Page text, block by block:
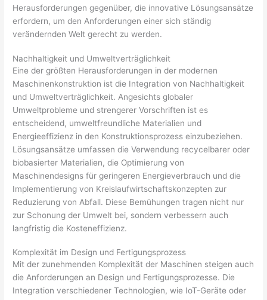
Herausforderungen gegenüber, die innovative Lösungsansätze
erfordern, um den Anforderungen einer sich ständig
verändernden Welt gerecht zu werden.
Nachhaltigkeit und Umweltverträglichkeit
Eine der größten Herausforderungen in der modernen
Maschinenkonstruktion ist die Integration von Nachhaltigkeit
und Umweltverträglichkeit. Angesichts globaler
Umweltprobleme und strengerer Vorschriften ist es
entscheidend, umweltfreundliche Materialien und
Energieeffizienz in den Konstruktionsprozess einzubeziehen.
Lösungsansätze umfassen die Verwendung recycelbarer oder
biobasierter Materialien, die Optimierung von
Maschinendesigns für geringeren Energieverbrauch und die
Implementierung von Kreislaufwirtschaftskonzepten zur
Reduzierung von Abfall. Diese Bemühungen tragen nicht nur
zur Schonung der Umwelt bei, sondern verbessern auch
langfristig die Kosteneffizienz.
Komplexität im Design und Fertigungsprozess
Mit der zunehmenden Komplexität der Maschinen steigen auch
die Anforderungen an Design und Fertigungsprozesse. Die
Integration verschiedener Technologien, wie IoT-Geräte oder